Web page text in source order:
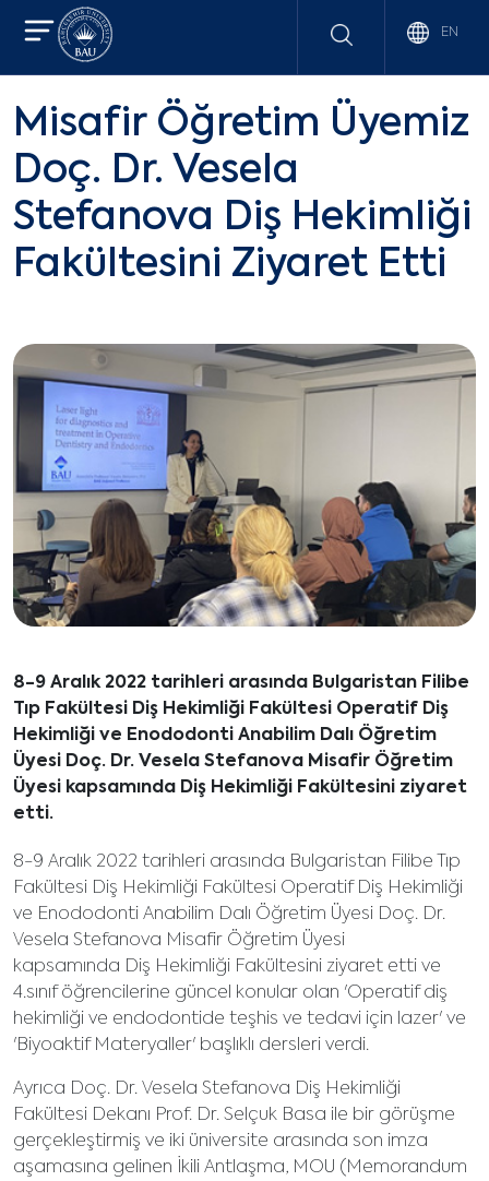
EN
Misafir Öğretim Üyemiz
Doç. Dr. Vesela
Stefanova Diş Hekimliği
Fakültesini Ziyaret Etti
8-9 Aralık 2022 tarihleri arasında Bulgaristan Filibe
Tıp Fakültesi Diş Hekimliği Fakültesi Operatif Diş
Hekimliği ve Enododonti Anabilim Dalı Öğretim
Üyesi Doç. Dr. Vesela Stefanova Misafir Öğretim
Üyesi kapsamında Diş Hekimliği Fakültesini ziyaret
etti.
8-9 Aralık 2022 tarihleri arasında Bulgaristan Filibe Tıp
Fakültesi Diş Hekimliği Fakültesi Operatif Diş Hekimliği
ve Enododonti Anabilim Dalı Öğretim Üyesi Doç. Dr.
Vesela Stefanova Misafir Öğretim Üyesi
kapsamında Diş Hekimliği Fakültesini ziyaret etti ve
4.sınıf öğrencilerine güncel konular olan 'Operatif diş
hekimliği ve endodontide teşhis ve tedavi için lazer' ve
'Biyoaktif Materyaller' başlıklı dersleri verdi.
Ayrıca Doç. Dr. Vesela Stefanova Diş Hekimliği
Fakültesi Dekanı Prof. Dr. Selçuk Basa ile bir görüşme
gerçekleştirmiş ve iki üniversite arasında son imza
aşamasına gelinen İkili Antlaşma, MOU (Memorandum